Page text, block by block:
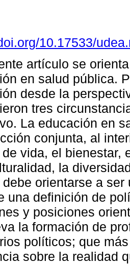
10.17533/
artículo se
en salud pública.
desde la
tres
La educación en
conjunta, al
vida, el bienestar,
la
orientarse a
una definición de
y posiciones
la formación de
políticos; que
sobre la realidad